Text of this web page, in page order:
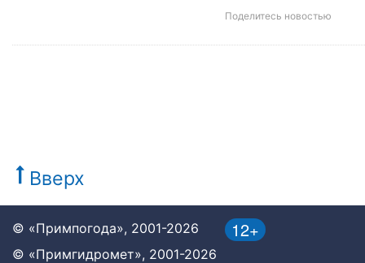
Поделитесь новостью
Вверх
12+
© «Примпогода», 2001-2026
© «Примгидромет», 2001-2026